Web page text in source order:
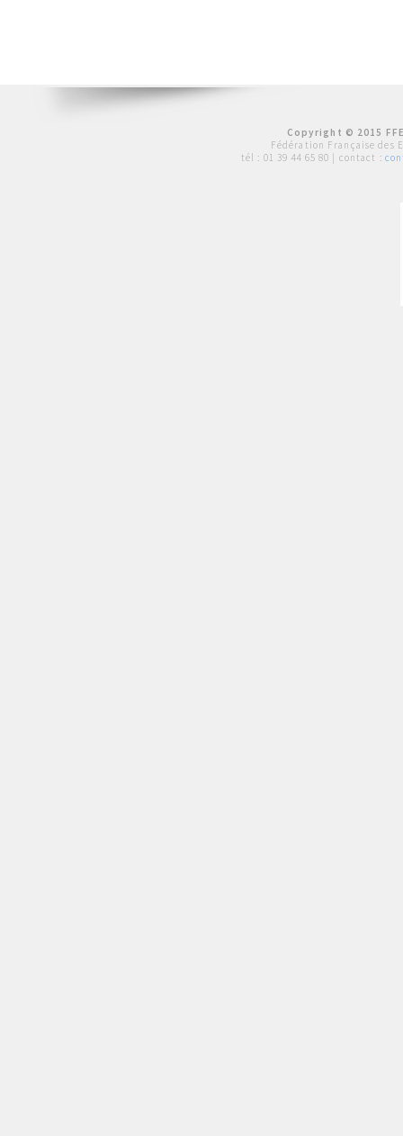
Copyright © 2015
Fédération Française des
tél : 01 39 44 65 80 | contact :